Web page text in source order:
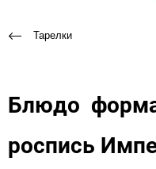
Тарелки
Блюдо форма
роспись